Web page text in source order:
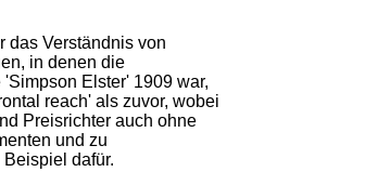
das Verständnis von
in denen die
Elster' 1909 war,
reach' als zuvor, wobei
Preisrichter auch ohne
und zu
dafür.